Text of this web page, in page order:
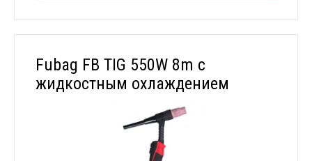
Fubag FB TIG 550W 8m с
жидкостным охлаждением